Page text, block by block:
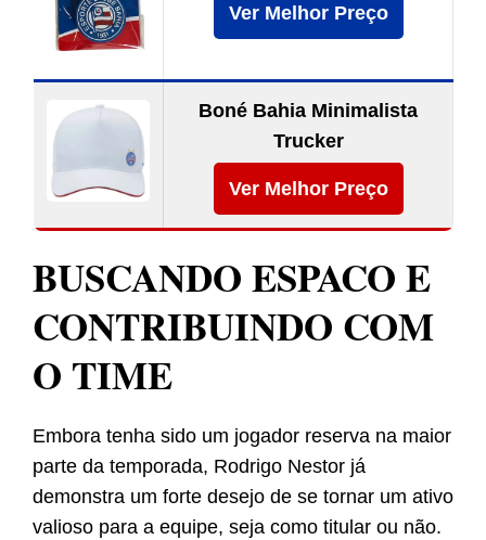
Ver Melhor Preço
Boné Bahia Minimalista
Trucker
Ver Melhor Preço
BUSCANDO ESPACO E
CONTRIBUINDO COM
O TIME
Embora tenha sido um jogador reserva na maior
parte da temporada, Rodrigo Nestor já
demonstra um forte desejo de se tornar um ativo
valioso para a equipe, seja como titular ou não.